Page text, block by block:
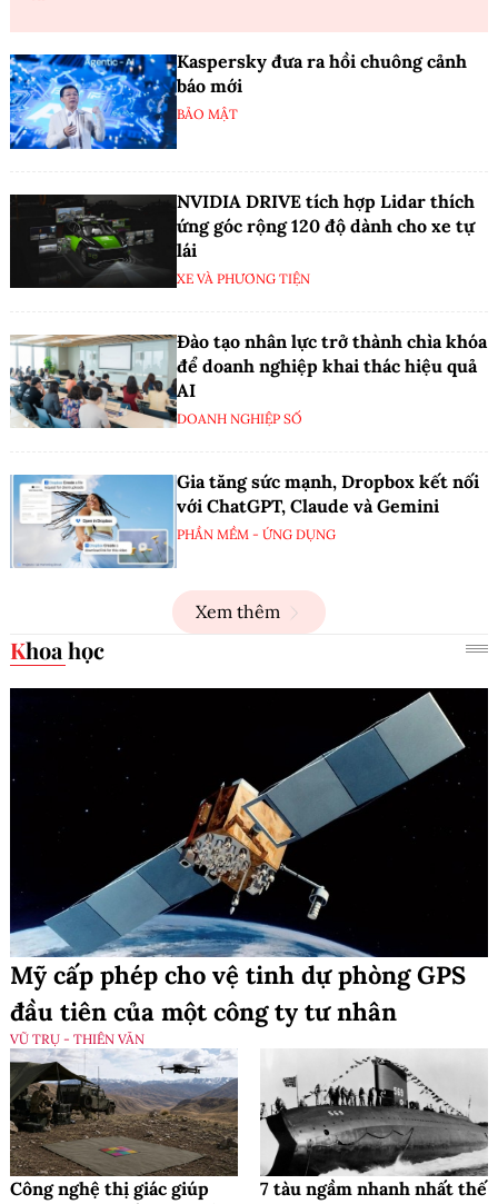
Kaspersky đưa ra hồi chuông cảnh
báo mới
BẢO MẬT
NVIDIA DRIVE tích hợp Lidar thích
ứng góc rộng 120 độ dành cho xe tự
lái
XE VÀ PHƯƠNG TIỆN
Đào tạo nhân lực trở thành chìa khóa
để doanh nghiệp khai thác hiệu quả
AI
DOANH NGHIỆP SỐ
Gia tăng sức mạnh, Dropbox kết nối
với ChatGPT, Claude và Gemini
PHẦN MỀM - ỨNG DỤNG
Xem thêm
Khoa học
Mỹ cấp phép cho vệ tinh dự phòng GPS
đầu tiên của một công ty tư nhân
VŨ TRỤ - THIÊN VĂN
Công nghệ thị giác giúp
7 tàu ngầm nhanh nhất thế